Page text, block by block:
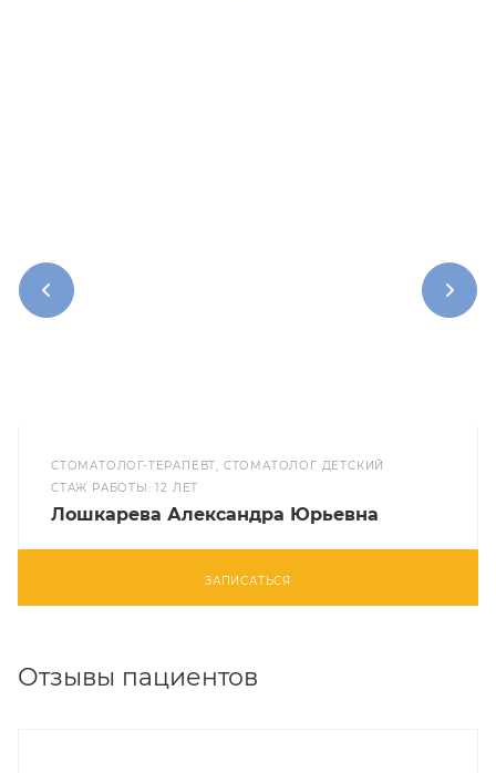
СТОМАТОЛОГ-ТЕРАПЕВТ, СТОМАТОЛОГ ДЕТСКИЙ
CТАЖ РАБОТЫ: 12 ЛЕТ
Лошкарева Александра Юрьевна
ЗАПИСАТЬСЯ
Отзывы пациентов